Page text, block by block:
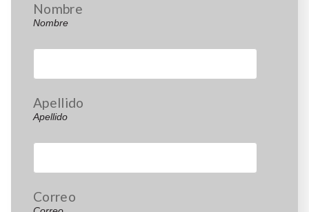
Nombre
Nombre
Apellido
Apellido
Correo